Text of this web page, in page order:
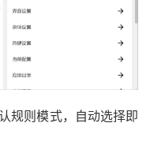
规则模式，自动选择即